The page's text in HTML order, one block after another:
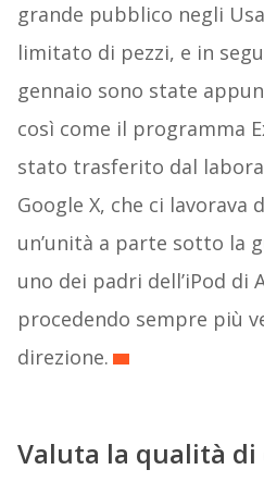
grande pubblico negli
limitato di pezzi, e in
gennaio sono state
così come il programma
stato trasferito dal
Google X, che ci lavorava
un’unità a parte sotto la
uno dei padri dell’iPod di
procedendo sempre più
direzione.
Valuta la qualità